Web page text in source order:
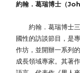
約翰．葛瑞博士 （
約翰．葛瑞博士三
國性的訪談節目，是
作坊，並開辦一系列
成長領域專家。其著